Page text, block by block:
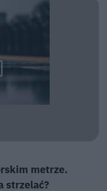
metrze.
strzelać?